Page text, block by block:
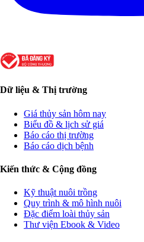
Dữ liệu & Thị trường
Giá thủy sản hôm nay
Biểu đồ & lịch sử giá
Báo cáo thị trường
Báo cáo dịch bệnh
Kiến thức & Cộng đồng
Kỹ thuật nuôi trồng
Quy trình & mô hình nuôi
Đặc điểm loài thủy sản
Thư viện Ebook & Video